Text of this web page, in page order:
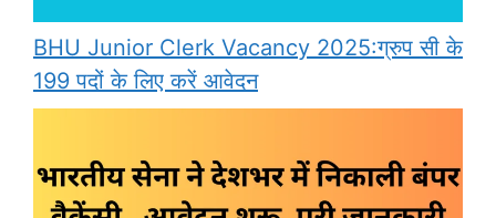
BHU Junior Clerk Vacancy 2025:ग्रुप सी के
199 पदों के लिए करें आवेदन